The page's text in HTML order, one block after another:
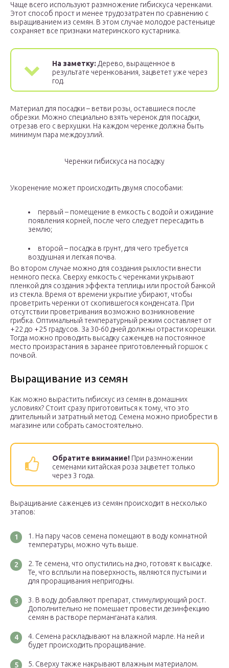
Чаще всего используют размножение гибискуса черенками.
Этот способ прост и менее трудозатратен по сравнению с
выращиванием из семян. В этом случае молодое растеньице
сохраняет все признаки материнского кустарника.
На заметку: Дерево, выращенное в
результате черенкования, зацветет уже через
год.
Материал для посадки – ветви розы, оставшиеся после
обрезки. Можно специально взять черенок для посадки,
отрезав его с верхушки. На каждом черенке должна быть
минимум пара междоузлий.
Черенки гибискуса на посадку
Укоренение может происходить двумя способами:
первый – помещение в емкость с водой и ожидание
появления корней, после чего следует пересадить в
землю;
второй – посадка в грунт, для чего требуется
воздушная и легкая почва.
Во втором случае можно для создания рыхлости внести
немного песка. Сверху емкость с черенками укрывают
пленкой для создания эффекта теплицы или простой банкой
из стекла. Время от времени укрытие убирают, чтобы
проветрить черенки от скопившегося конденсата. При
отсутствии проветривания возможно возникновение
грибка. Оптимальный температурный режим составляет от
+22 до +25 градусов. За 30-60 дней должны отрасти корешки.
Тогда можно проводить высадку саженцев на постоянное
место произрастания в заранее приготовленный горшок с
почвой.
Выращивание из семян
Как можно вырастить гибискус из семян в домашних
условиях? Стоит сразу приготовиться к тому, что это
длительный и затратный метод. Семена можно приобрести в
магазине или собрать самостоятельно.
Обратите внимание! При размножении
семенами китайская роза зацветет только
через 3 года.
Выращивание саженцев из семян происходит в несколько
этапов:
На пару часов семена помещают в воду комнатной
температуры, можно чуть выше.
Те семена, что опустились на дно, готовят к высадке.
Те, что всплыли на поверхность, являются пустыми и
для проращивания непригодны.
В воду добавляют препарат, стимулирующий рост.
Дополнительно не помешает провести дезинфекцию
семян в растворе перманганата калия.
Семена раскладывают на влажной марле. На ней и
будет происходить проращивание.
Сверху также накрывают влажным материалом.